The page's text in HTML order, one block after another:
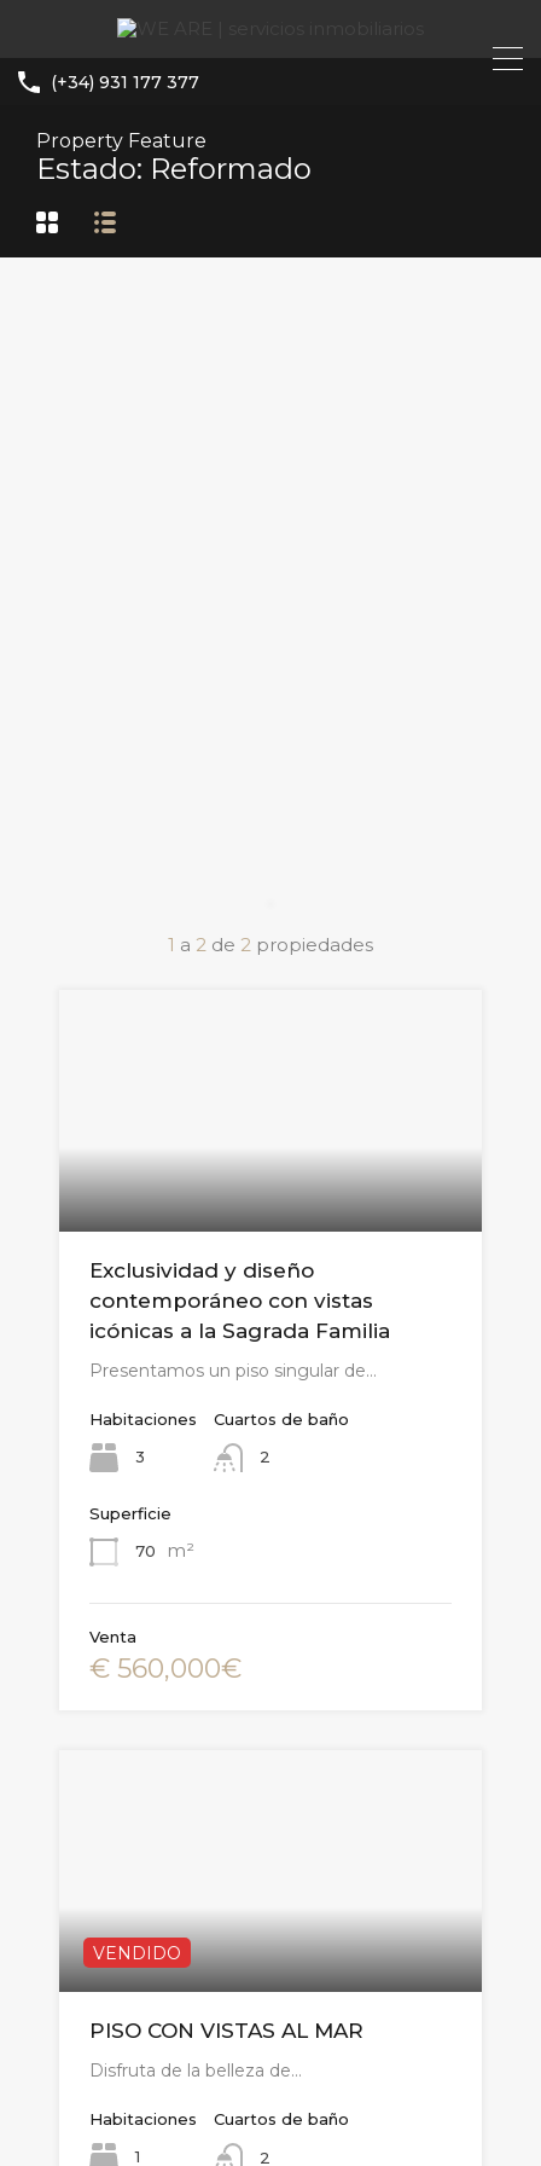
(+34) 931 177 377
Property Feature
Estado: Reformado
1 a 2 de 2 propiedades
Exclusividad y diseño
contemporáneo con vistas
icónicas a la Sagrada Familia
Presentamos un piso singular de…
Habitaciones
3
Cuartos de baño
2
Superficie
70
m²
Venta
€ 560,000€
VENDIDO
PISO CON VISTAS AL MAR
Disfruta de la belleza de…
Habitaciones
1
Cuartos de baño
2